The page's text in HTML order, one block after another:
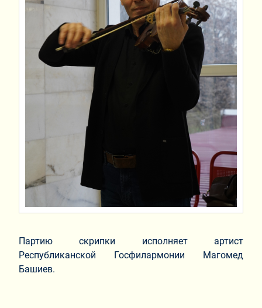
Партию скрипки исполняет артист
Республиканской Госфилармонии Магомед
Башиев.